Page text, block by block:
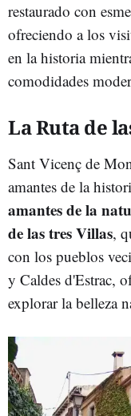
restaurado con
ofreciendo a los
en la historia
comodidades
La Ruta de
Sant Vicenç de
amantes de la
amantes de la
de las tres Villas,
con los pueblos
y Caldes d'Estrac,
explorar la belleza